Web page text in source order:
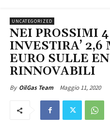
UNCATEGORIZED
NEI PROSSIMI
INVESTIRA’
EURO SULLE
RINNOVABILI
By OilGas Team Maggio 11, 2020